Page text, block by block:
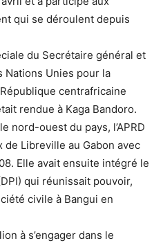
qui se déroulent depuis
du Secrétaire général et
Nations Unies pour la
centrafricaine
rendue à Kaga Bandoro.
nord-ouest du pays, l’APRD
de Libreville au Gabon avec
Elle avait ensuite intégré le
qui réunissait pouvoir,
civile à Bangui en
à s’engager dans le